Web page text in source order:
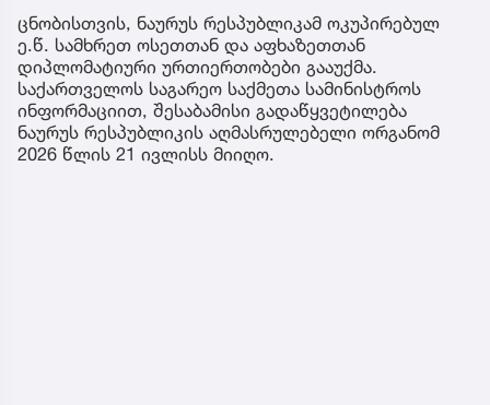
ცნობისთვის, ნაურუს რესპუბლიკამ ოკუპირებულ
ე.წ. სამხრეთ ოსეთთან და აფხაზეთთან
დიპლომატიური ურთიერთობები გააუქმა.
საქართველოს საგარეო საქმეთა სამინისტროს
ინფორმაციით, შესაბამისი გადაწყვეტილება
ნაურუს რესპუბლიკის აღმასრულებელი ორგანომ
2026 წლის 21 ივლისს მიიღო.